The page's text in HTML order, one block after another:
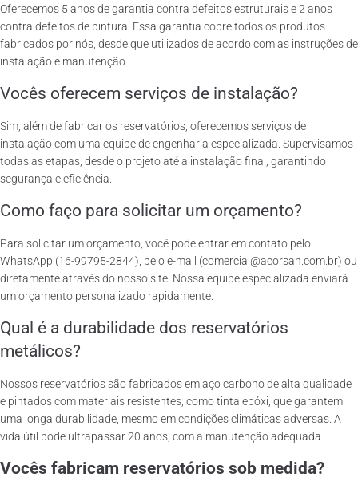
Oferecemos 5 anos de garantia contra defeitos estruturais e 2 anos
contra defeitos de pintura. Essa garantia cobre todos os produtos
fabricados por nós, desde que utilizados de acordo com as instruções de
instalação e manutenção.
Vocês oferecem serviços de instalação?
Sim, além de fabricar os reservatórios, oferecemos serviços de
instalação com uma equipe de engenharia especializada. Supervisamos
todas as etapas, desde o projeto até a instalação final, garantindo
segurança e eficiência.
Como faço para solicitar um orçamento?
Para solicitar um orçamento, você pode entrar em contato pelo
WhatsApp (16-99795-2844), pelo e-mail (comercial@acorsan.com.br) ou
diretamente através do nosso site. Nossa equipe especializada enviará
um orçamento personalizado rapidamente.
Qual é a durabilidade dos reservatórios
metálicos?
Nossos reservatórios são fabricados em aço carbono de alta qualidade
e pintados com materiais resistentes, como tinta epóxi, que garantem
uma longa durabilidade, mesmo em condições climáticas adversas. A
vida útil pode ultrapassar 20 anos, com a manutenção adequada.
Vocês fabricam reservatórios sob medida?